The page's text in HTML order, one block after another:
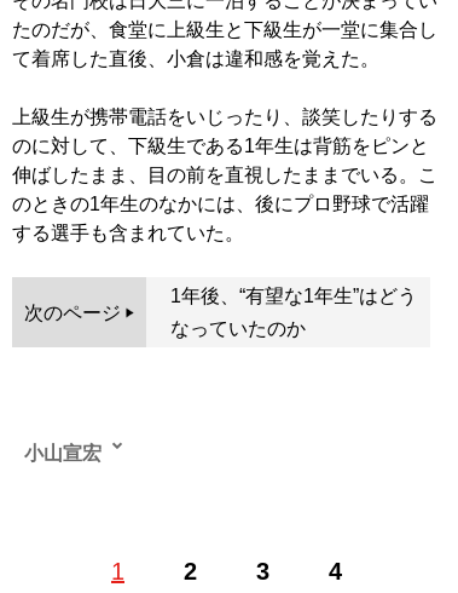
たのだが、食堂に上級生と下級生が一堂に集合し
て着席した直後、小倉は違和感を覚えた。
上級生が携帯電話をいじったり、談笑したりする
のに対して、下級生である1年生は背筋をピンと
伸ばしたまま、目の前を直視したままでいる。こ
のときの1年生のなかには、後にプロ野球で活躍
する選手も含まれていた。
次のページ
1年後、“有望な1年生”はどう
なっていたのか
1 2 3 4
小山宣宏
した取材が多い。雑誌や書籍のほか、「文春オンライ